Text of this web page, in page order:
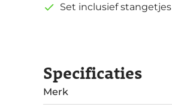
Set inclusief stangetjes
Specificaties
Merk